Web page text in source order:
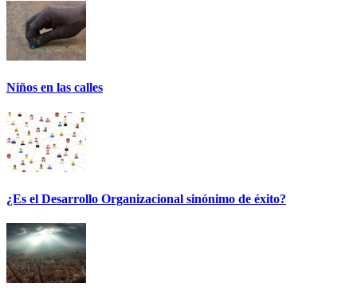
Niños en las calles
¿Es el Desarrollo Organizacional sinónimo de éxito?